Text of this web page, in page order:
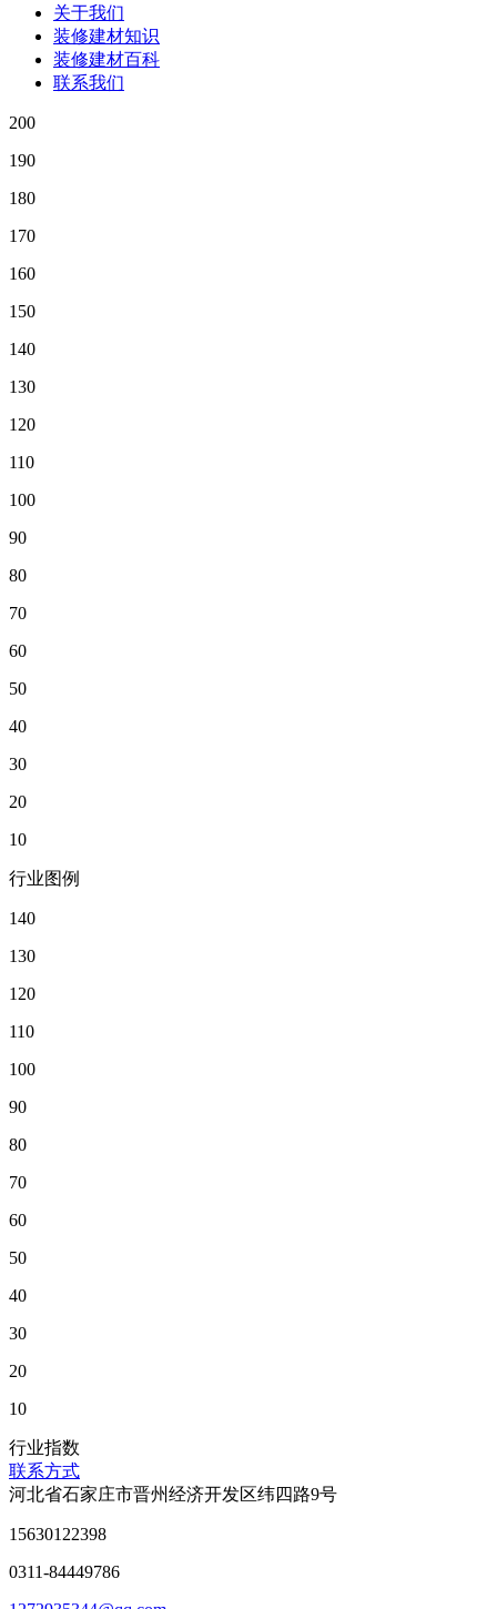
关于我们
装修建材知识
装修建材百科
联系我们
200
190
180
170
160
150
140
130
120
110
100
90
80
70
60
50
40
30
20
10
行业图例
140
130
120
110
100
90
80
70
60
50
40
30
20
10
行业指数
联系方式
河北省石家庄市晋州经济开发区纬四路9号
15630122398
0311-84449786